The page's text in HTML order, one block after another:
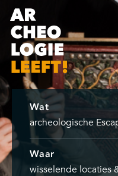
Wat
archeologische
Waar
wisselende locaties